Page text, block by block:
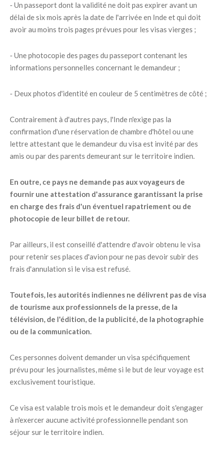
- Un passeport dont la validité ne doit pas expirer avant un
délai de six mois après la date de l'arrivée en Inde et qui doit
avoir au moins trois pages prévues pour les visas vierges ;
- Une photocopie des pages du passeport contenant les
informations personnelles concernant le demandeur ;
- Deux photos d'identité en couleur de 5 centimètres de côté ;
Contrairement à d'autres pays, l'Inde n'exige pas la
confirmation d'une réservation de chambre d'hôtel ou une
lettre attestant que le demandeur du visa est invité par des
amis ou par des parents demeurant sur le territoire indien.
En outre, ce pays ne demande pas aux voyageurs de
fournir une attestation d'assurance garantissant la prise
en charge des frais d'un éventuel rapatriement ou de
photocopie de leur billet de retour.
Par ailleurs, il est conseillé d'attendre d'avoir obtenu le visa
pour retenir ses places d'avion pour ne pas devoir subir des
frais d'annulation si le visa est refusé.
Toutefois, les autorités indiennes ne délivrent pas de visa
de tourisme aux professionnels de la presse, de la
télévision, de l'édition, de la publicité, de la photographie
ou de la communication.
Ces personnes doivent demander un visa spécifiquement
prévu pour les journalistes, même si le but de leur voyage est
exclusivement touristique.
Ce visa est valable trois mois et le demandeur doit s'engager
à n'exercer aucune activité professionnelle pendant son
séjour sur le territoire indien.